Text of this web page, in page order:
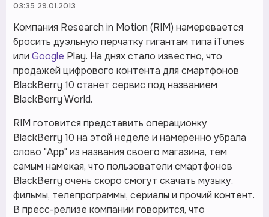
03:35 29.01.2013
Компания Research in Motion (RIM) намеревается
бросить дуэльную перчатку гигантам типа iTunes
или Google Play. На днях стало известно, что
продажей цифрового контента для смартфонов
BlackBerry 10 станет сервис под названием
BlackBerry World.
RIM готовится представить операционку
BlackBerry 10 на этой неделе и намеренно убрала
слово "App" из названия своего магазина, тем
самым намекая, что пользователи смартфонов
BlackBerry очень скоро смогут скачать музыку,
фильмы, телепрограммы, сериалы и прочий контент.
В пресс-релизе компании говорится, что